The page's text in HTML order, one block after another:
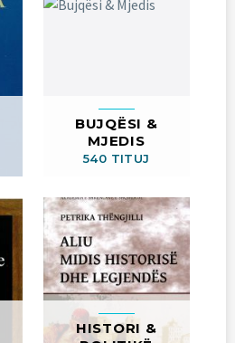
BUJQËSI &
MJEDIS
540 TITUJ
HISTORI &